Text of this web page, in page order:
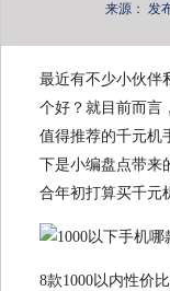
来源： 发
最近有不少小伙伴
个好？就目前而言
值得推荐的千元机
下是小编盘点带来
合年初打算买千元
8款1000以内性价